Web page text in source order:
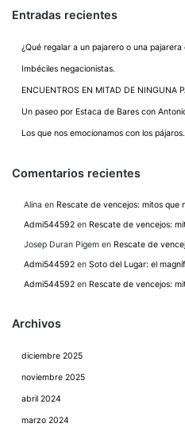
Entradas recientes
¿Qué regalar a un pajarero o una pajarera
Imbéciles negacionistas.
ENCUENTROS EN MITAD DE NINGUNA
Un paseo por Estaca de Bares con
Los que nos emocionamos con los pájaros.
Comentarios recientes
Alina en Rescate de vencejos: mitos que
Admi544592 en Rescate de vencejos:
Josep Duran Pigem en Rescate de
Admi544592 en Soto del Lugar: el
Admi544592 en Rescate de vencejos:
Archivos
diciembre 2025
noviembre 2025
abril 2024
marzo 2024